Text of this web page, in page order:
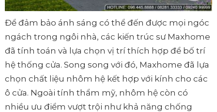
Để đảm bảo ánh sáng có thể đến được mọi ngóc
ngách trong ngôi nhà, các kiến trúc sư Maxhome
đã tính toán và lựa chọn vị trí thích hợp để bố trí
hệ thống cửa. Song song với đó, Maxhome đã lựa
chọn chất liệu nhôm hệ kết hợp với kính cho các
ô cửa. Ngoài tính thẩm mỹ, nhôm hệ còn có
nhiều ưu điểm vượt trội như khả năng chống